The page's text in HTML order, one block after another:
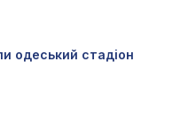
одеський стадіон